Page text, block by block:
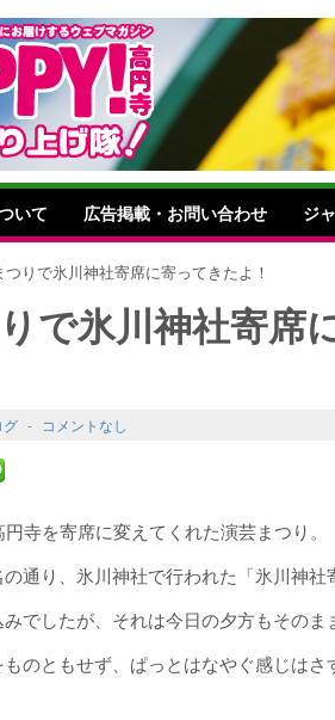
いて 広告掲載・お問い合わせ ジ
つりで氷川神社寄席に寄ってきたよ！
で氷川神社寄席
グ - コメントなし
寺を寄席に変えてくれた演芸まつり。
通り、氷川神社で行われた「氷川神社
でしたが、それは今日の夕方もそのま
のともせず、ぱっとはなやぐ感じは